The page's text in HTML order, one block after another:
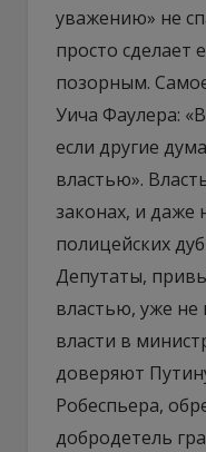
уважению» не
просто сделает
позорным.
Уича Фаулера:
если другие
властью».
законах, и
полицейских
Депутаты,
властью, уже не
власти в
доверяют
Робеспьера,
добродетель